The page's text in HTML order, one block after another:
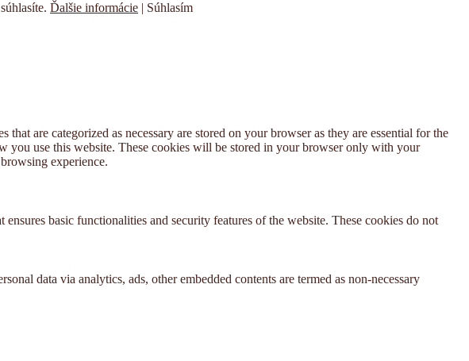
Ďalšie informácie | Súhlasím
are categorized as necessary are stored on your browser as they are essential for the
you use this website. These cookies will be stored in your browser only with your
experience.
basic functionalities and security features of the website. These cookies do not
data via analytics, ads, other embedded contents are termed as non-necessary